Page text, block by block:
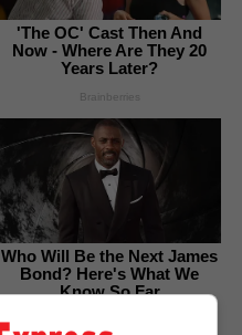
'The OC' Cast Then And
Now - Where Are They 20
Years Later?
Brainberries
Who Will Be the Next James
Bond? Here's What We
Know So Far